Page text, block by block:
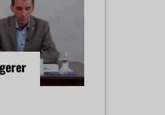
Michael Reiner